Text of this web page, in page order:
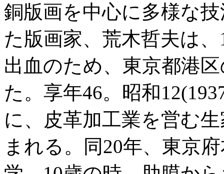
銅版画を中心に多様な
た版画家、荒木哲夫は
出血のため、東京都港
た。享年46。昭和
に、皮革加工業を営む
まれる。同20年、東京